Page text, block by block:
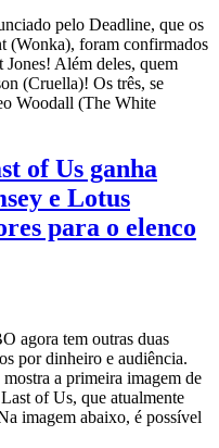
pelo Deadline, que os
(Wonka), foram confirmados
Além deles, quem
(Cruella)! Os três, se
Woodall (The White
of Us ganha
e Lotus
para o elenco
agora tem outras duas
por dinheiro e audiência.
a primeira imagem de
of Us, que atualmente
imagem abaixo, é possível